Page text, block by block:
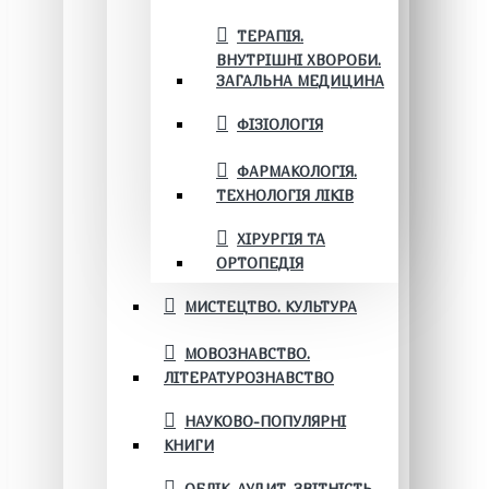
ТЕРАПІЯ.
ВНУТРІШНІ ХВОРОБИ.
ЗАГАЛЬНА МЕДИЦИНА
ФІЗІОЛОГІЯ
ФАРМАКОЛОГІЯ.
ТЕХНОЛОГІЯ ЛІКІВ
ХІРУРГІЯ ТА
ОРТОПЕДІЯ
МИСТЕЦТВО. КУЛЬТУРА
МОВОЗНАВСТВО.
ЛІТЕРАТУРОЗНАВСТВО
НАУКОВО-ПОПУЛЯРНІ
КНИГИ